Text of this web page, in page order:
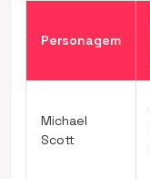
Personagem
Michael
Scott